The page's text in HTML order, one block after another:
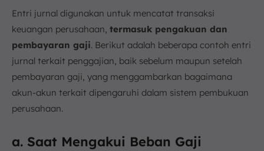
Entri jurnal digunakan untuk mencatat transaksi
keuangan perusahaan, termasuk pengakuan dan
pembayaran gaji. Berikut adalah beberapa contoh entri
jurnal terkait penggajian, baik sebelum maupun setelah
pembayaran gaji, yang menggambarkan bagaimana
akun-akun terkait dipengaruhi dalam sistem pembukuan
perusahaan.
a. Saat Mengakui Beban Gaji